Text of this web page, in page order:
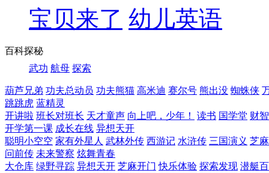
宝贝来了 幼儿英语
百科探秘
武功 航母 探索
葫芦兄弟 功夫总动员 功夫熊猫 高米迪 赛尔号 熊出没 蜘蛛侠
跳跳虎 蓝精灵
开讲啦 班长对班长 天才童声 向上吧，少年！ 读书 国学堂 财
开学第一课 成长在线 异想天开
聪明小空空 家有外星人 武林外传 西游记 水浒传 三国演义 芝
问前传 未来警察 炫舞青春
大仓库 绿野寻踪 异想天开 芝麻开门 快乐体验 探索发现 潜艇